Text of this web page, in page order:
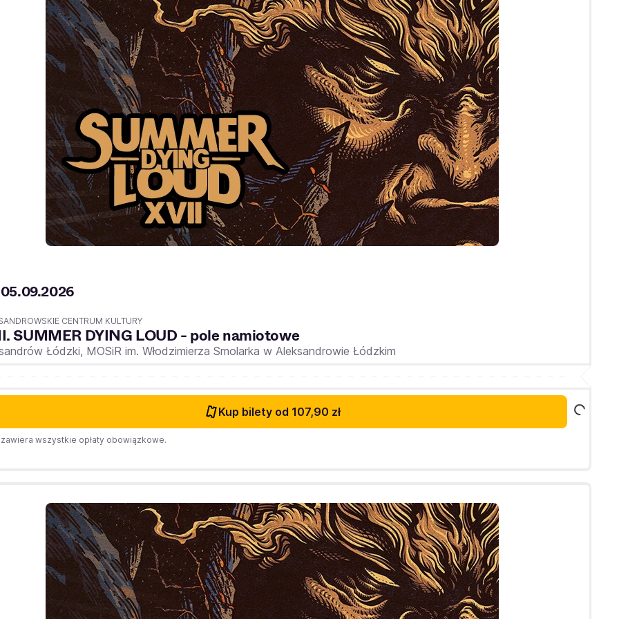
CENTRUM KULTURY
SUMMER DYING LOUD - pole namiotowe
Łódzki, MOSiR im. Włodzimierza Smolarka w Aleksandrowie Łódzkim
Kup bilety od 107,90 zł
wszystkie opłaty obowiązkowe.